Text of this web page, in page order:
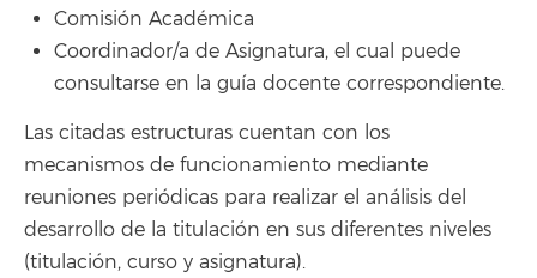
Comisión Académica
Coordinador/a de Asignatura, el cual puede
consultarse en la guía docente correspondiente.
Las citadas estructuras cuentan con los
mecanismos de funcionamiento mediante
reuniones periódicas para realizar el análisis del
desarrollo de la titulación en sus diferentes niveles
(titulación, curso y asignatura).